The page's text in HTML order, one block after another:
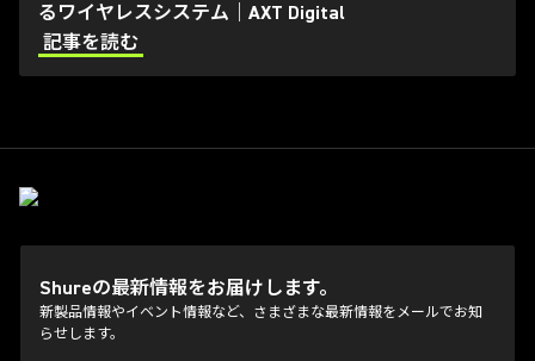
るワイヤレスシステム｜AXT Digital
記事を読む
Shureの最新情報をお届けします。
新製品情報やイベント情報など、さまざまな最新情報をメールでお知
らせします。